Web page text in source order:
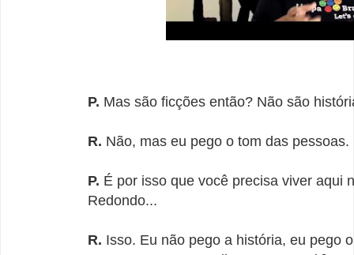
P. Mas são ficções então? Não são
R. Não, mas eu pego o tom das pessoas.
P. É por isso que você precisa viver aqui
Redondo...
R. Isso. Eu não pego a história, eu pego